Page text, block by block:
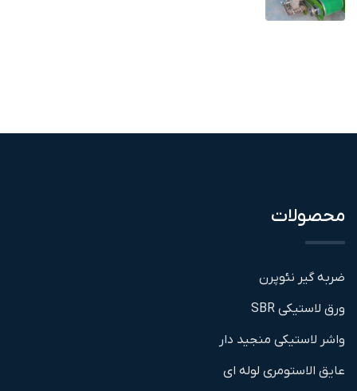
محصولات
ضربه گیر نئوپرن
ورق لاستیکی SBR
واشر لاستیکی منجید دار
عایق الاستومری لوله ای